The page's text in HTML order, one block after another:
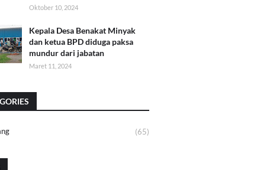
Oktober 10, 2024
Kepala Desa Benakat Minyak
dan ketua BPD diduga paksa
mundur dari jabatan
Maret 11, 2024
(65)